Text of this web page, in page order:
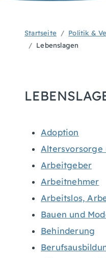
Startseite Politik &
Lebenslagen
Adoption
Altersvorsorge
Arbeitgeber
Arbeitnehmer
Arbeitslos,
Bauen und
Behinderung